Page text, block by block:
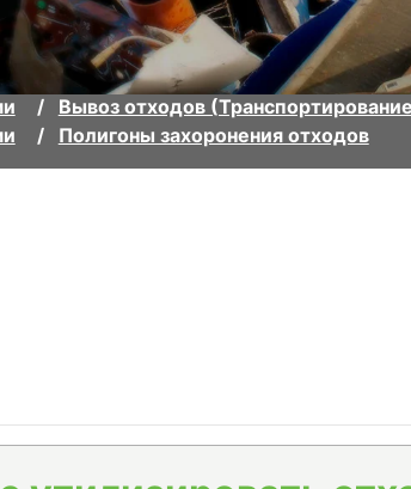
Вывоз отходов
Полигоны захоронения отходов